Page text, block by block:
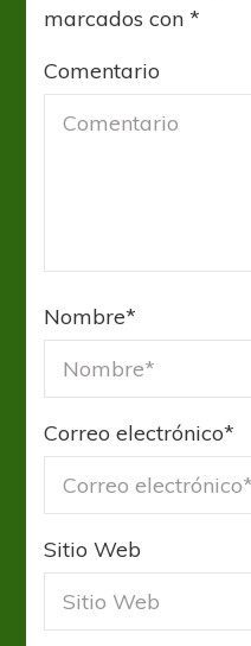
marcados con*
Comentario
Nombre*
Correo electrónico*
Sitio Web